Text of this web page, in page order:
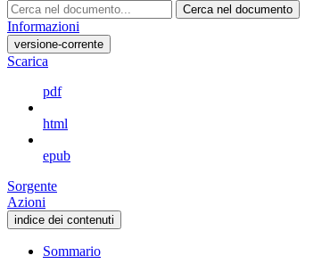
Cerca nel documento
Informazioni
versione-corrente
Scarica
pdf
html
epub
Sorgente
Azioni
indice dei contenuti
Sommario